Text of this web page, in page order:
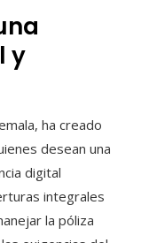
y
ha creado
desean una
digital
integrales
la póliza